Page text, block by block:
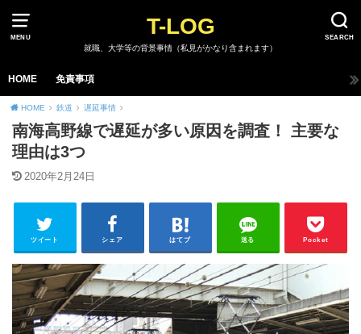
MENU SEARCH
T-LOG
就職、大学等の背景事情（私見がかなり含まれます）
HOME 免責事項
HOME 鉄道 遅延事情
南海高野線で遅延が多い原因を調査！ 主要な
理由は3つ
2020年2月24日
ツイート シェア はてブ 送る Pocket